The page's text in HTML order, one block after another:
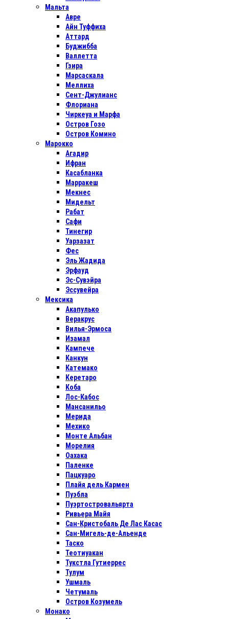
Мальта
Авре
Айн Туффиха
Аттард
Буджибба
Валлетта
Гзира
Марсаскала
Меллиха
Сент-Джулианс
Флориана
Чиркеуа и Марфа
Остров Гозо
Остров Комино
Марокко
Агадир
Ифран
Касабланка
Марракеш
Мекнес
Мидельт
Рабат
Сафи
Тинегир
Уарзазат
Фес
Эль Жадида
Эрфауд
Эс-Сувэйра
Эссувейра
Мексика
Акапулько
Веракрус
Вилья-Эрмоса
Изамал
Кампече
Канкун
Катемако
Керетаро
Коба
Лос-Кабос
Мансанильо
Мерида
Мехико
Монте Альбан
Морелия
Оахака
Паленке
Пацкуаро
Плайя дель Кармен
Пуэбла
Пуэртостровальярта
Ривьера Майя
Сан-Кристобаль Де Лас Касас
Сан-Мигель-де-Альенде
Таско
Теотиуакан
Тукстла Гутиеррес
Тулум
Ушмаль
Четумаль
Остров Козумель
Монако